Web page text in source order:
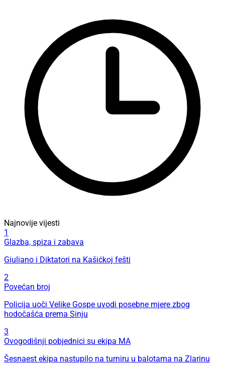
Najnovije vijesti
1
Glazba, spiza i zabava
Giuliano i Diktatori na Kašićkoj fešti
2
Povećan broj
Policija uoči Velike Gospe uvodi posebne mjere zbog
hodočašća prema Sinju
3
Ovogodišnji pobjednici su ekipa MA
Šesnaest ekipa nastupilo na turniru u balotama na Zlarinu